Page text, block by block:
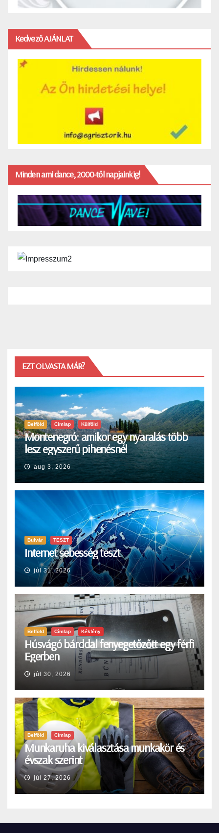
Kedvező AJÁNLAT
Minden ami dance, 2000-től napjainkig!
EZT OLVASTA MÁR?
Belföld Címlap Külföld
Montenegró: amikor egy nyaralás több
lesz egyszerű pihenésnél
aug 3, 2026
Bulvár TESZT
Internet sebesség teszt
júl 31, 2026
Belföld Címlap Kékfény
Húsvágó bárddal fenyegetőzőtt egy férfi
Egerben
júl 30, 2026
Belföld Címlap
Munkaruha kiválasztása munkakör és
évszak szerint
júl 27, 2026